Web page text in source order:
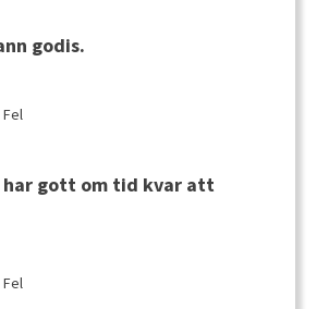
godis.
Fel
har gott om tid kvar att
Fel